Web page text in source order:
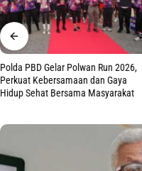
Peringati HUT ke 78, Polwan Polda
Papua Barat Gelar Aksi Sosial-Ibadah
Bersama